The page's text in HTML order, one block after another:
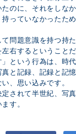
たのに、それをしな
っていなかったた
問題意識を持つ持
右するということだ
」という行為は、時
と記録、記録と記
、思い込みです。
されて半世紀、写
います。